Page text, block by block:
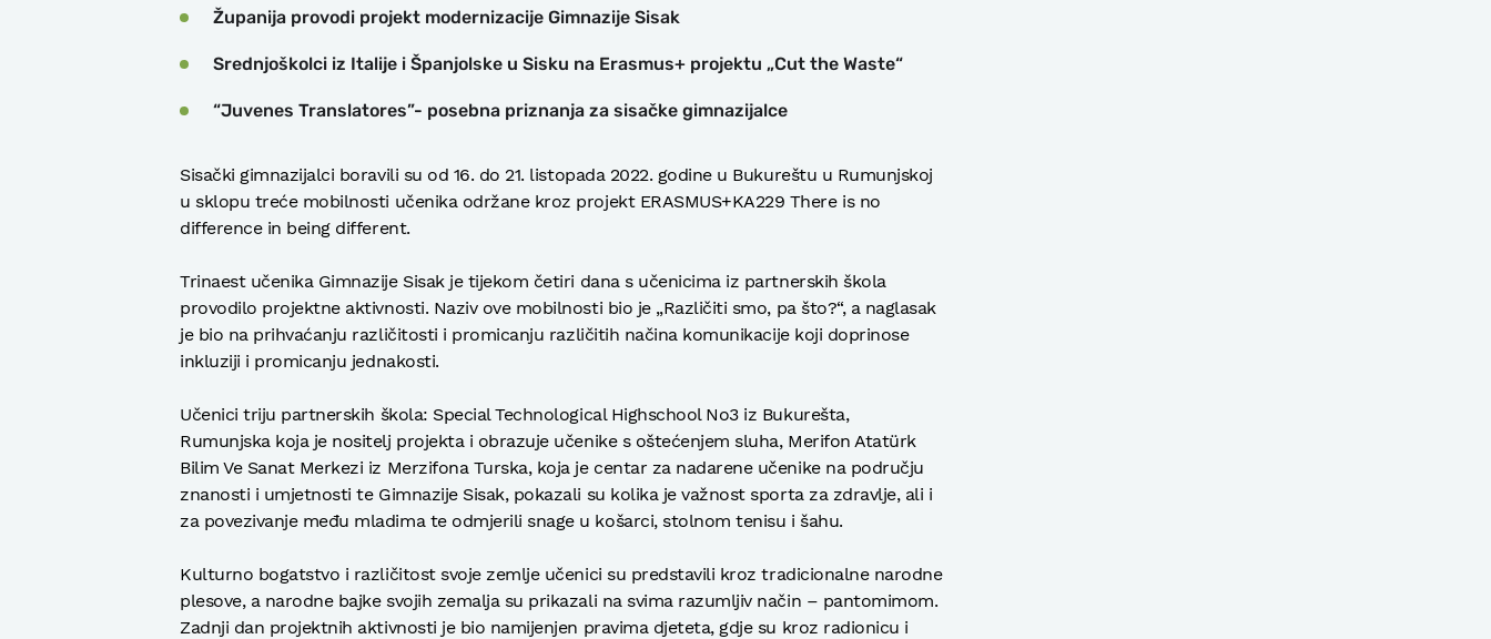
Županija provodi projekt modernizacije Gimnazije Sisak
Srednjoškolci iz Italije i Španjolske u Sisku na Erasmus+ projektu „Cut the Waste“
“Juvenes Translatores”- posebna priznanja za sisačke gimnazijalce
Sisački gimnazijalci boravili su od 16. do 21. listopada 2022. godine u Bukureštu u Rumunjskoj
u sklopu treće mobilnosti učenika održane kroz projekt ERASMUS+KA229 There is no
difference in being different.
Trinaest učenika Gimnazije Sisak je tijekom četiri dana s učenicima iz partnerskih škola
provodilo projektne aktivnosti. Naziv ove mobilnosti bio je „Različiti smo, pa što?“, a naglasak
je bio na prihvaćanju različitosti i promicanju različitih načina komunikacije koji doprinose
inkluziji i promicanju jednakosti.
Učenici triju partnerskih škola: Special Technological Highschool No3 iz Bukurešta,
Rumunjska koja je nositelj projekta i obrazuje učenike s oštećenjem sluha, Merifon Atatürk
Bilim Ve Sanat Merkezi iz Merzifona Turska, koja je centar za nadarene učenike na području
znanosti i umjetnosti te Gimnazije Sisak, pokazali su kolika je važnost sporta za zdravlje, ali i
za povezivanje među mladima te odmjerili snage u košarci, stolnom tenisu i šahu.
Kulturno bogatstvo i različitost svoje zemlje učenici su predstavili kroz tradicionalne narodne
plesove, a narodne bajke svojih zemalja su prikazali na svima razumljiv način – pantomimom.
Zadnji dan projektnih aktivnosti je bio namijenjen pravima djeteta, gdje su kroz radionicu i